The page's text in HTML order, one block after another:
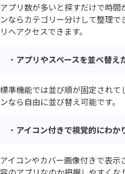
アプリ数が多いと探すだけで時間
ンならカテゴリー分けして整理
リへアクセスできます。
アプリやスペースを並べ替え
標準機能では並び順が固定されて
ンなら自由に並び替え可能です。
アイコン付きで視覚的にわか
アイコンやカバー画像付きで表